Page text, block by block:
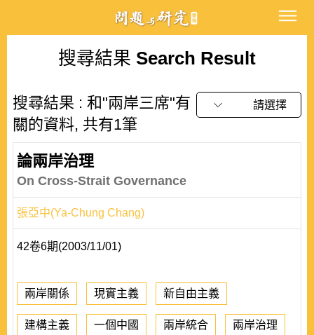
搜尋結果 Search Result
搜尋結果 : 和"兩岸三席"有
關的資料, 共有1筆
請選擇
論兩岸治理
On Cross-Strait Governance
張亞中(Ya-Chung Chang)
42卷6期(2003/11/01)
兩岸關係 現實主義 新自由主義
建構主義 一個中國 兩岸統合 兩岸治理